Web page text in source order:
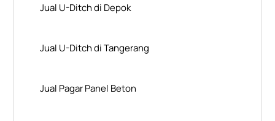
Jual U-Ditch di Depok
Jual U-Ditch di Tangerang
Jual Pagar Panel Beton